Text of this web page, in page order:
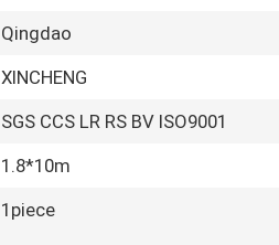
Qingdao
XINCHENG
SGS CCS LR RS BV ISO9001
1.8*10m
1piece